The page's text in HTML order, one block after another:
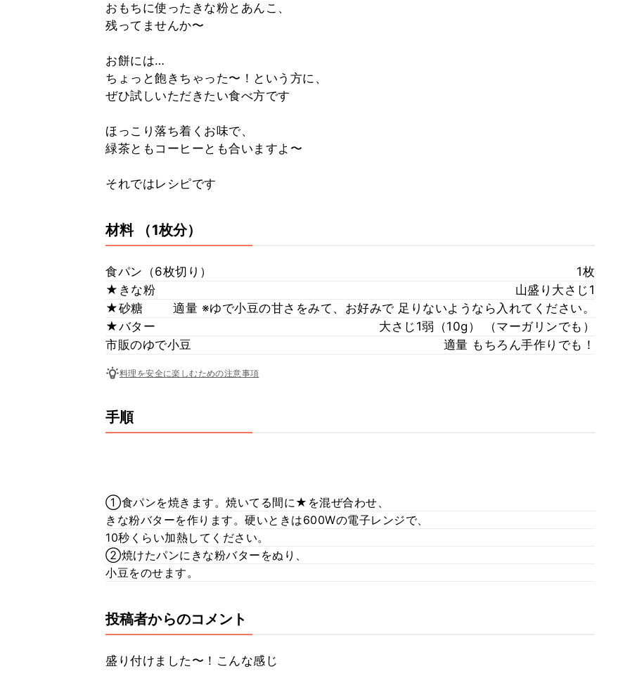
おもちに使ったきな粉とあんこ、
残ってませんか〜
お餅には…
ちょっと飽きちゃった〜！という方に、
ぜひ試しいただきたい食べ方です
ほっこり落ち着くお味で、
緑茶ともコーヒーとも合いますよ〜
それではレシピです
材料 （1枚分）
食パン（6枚切り）
1枚
★きな粉
山盛り大さじ1
★砂糖
適量 ※ゆで小豆の甘さをみて、お好みで 足りないようなら入れてください。
★バター
大さじ1弱（10g） （マーガリンでも）
市販のゆで小豆
適量 もちろん手作りでも！
料理を安全に楽しむための注意事項
手順
①食パンを焼きます。焼いてる間に★を混ぜ合わせ、
きな粉バターを作ります。硬いときは600Wの電子レンジで、
10秒くらい加熱してください。
②焼けたパンにきな粉バターをぬり、
小豆をのせます。
投稿者からのコメント
盛り付けました〜！こんな感じ